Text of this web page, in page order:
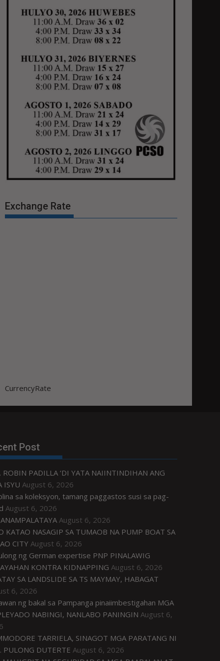
Exchange Rate
CurrencyRate
Post
ROBIN PADILLA ‘DI YATA NAIINTINDIHAN ANG
ISYU August 6, 2026
sa koleksyon, tamang paggastos susi sa pag-
August 6, 2026
August 6, 2026
KATAO NASAGIP SA TUMAOB NA PUMP BOAT SA
CITY August 6, 2026
ng German expertise PNP PINALAWIG
KONTRA KIDNAPPING August 6, 2026
SA LANDSLIDE SA TS MAYMAY, HABAGAT
6, 2026
ng bakal sa Pampanga pinaiimbestigahan MGA
NABINGI, NANLABO PANINGIN August 6,
TARRIELA, SINAGOT MGA PARATANG NI
PULONG DUTERTE August 6, 2026